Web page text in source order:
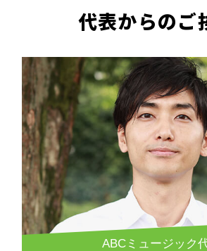
代表からのご
ABCミュージック